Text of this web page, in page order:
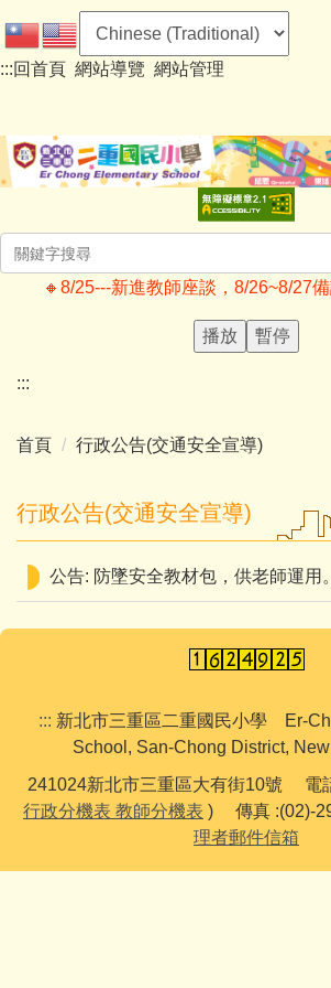
到
主
容
區
:::回首頁 網站導覽 網站管理
🔸️8/25---新進教師座談，8/26~8/27
播放 暫停
:::
首頁 行政公告(交通安全宣導)
行政公告(交通安全宣導)
公告: 防墜安全教材包，供老師運用。
::: 新北市三重區二重國民小學 Er-
School, San-Chong District,
241024新北市三重區大有街10號 電
行政分機表 教師分機表 ) 傳真 :(02)-
理者郵件信箱